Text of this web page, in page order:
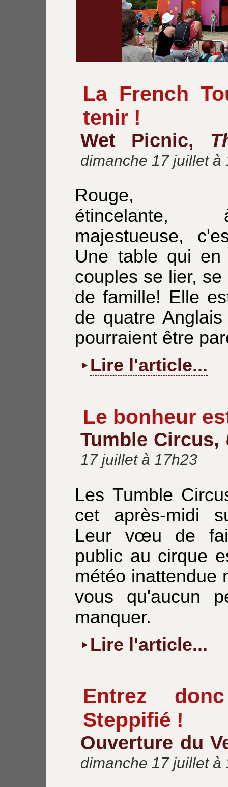
La French
tenir !
Wet Picnic,
dimanche 17 juillet à
Rouge,
majestueuse,
Une table qui
couples se lier,
de famille! Elle
de quatre
pourraient être
Lire l'article...
Le bonheur
Tumble Circus,
17 juillet à 17h23
Les Tumble
cet après-midi
Leur vœu de
public au cirque
météo inattendue
vous qu'aucun
manquer.
Lire l'article...
Entrez
Steppifié !
Ouverture du
dimanche 17 juillet à